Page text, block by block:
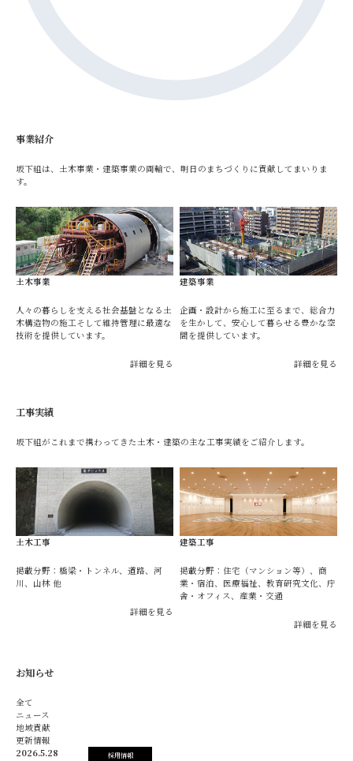
事業紹介
坂下組は、土木事業・建築事業の両輪で、明日のまちづくりに貢献してまいりま
す。
土木事業
人々の暮らしを支える社会基盤となる土
木構造物の施工そして維持管理に最適な
技術を提供しています。
詳細を見る
建築事業
企画・設計から施工に至るまで、総合力
を生かして、安心して暮らせる豊かな空
間を提供しています。
詳細を見る
工事実績
坂下組がこれまで携わってきた土木・建築の主な工事実績をご紹介します。
土木工事
掲載分野：橋梁・トンネル、道路、河
川、山林 他
詳細を見る
建築工事
掲載分野：住宅（マンション等）、商
業・宿泊、医療福祉、教育研究文化、庁
舎・オフィス、産業・交通
詳細を見る
お知らせ
全て
ニュース
地域貢献
更新情報
2026.5.28
採用情報